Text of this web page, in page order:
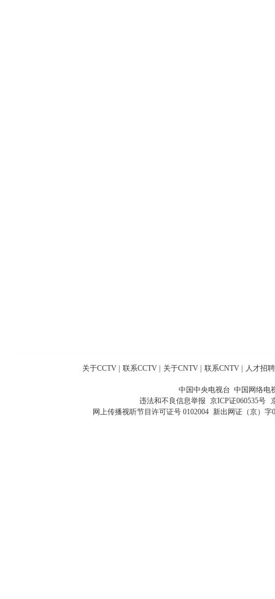
关于CCTV 联系CCTV 关于CNTV 联系CNTV 人才招聘
中国中央电视台 中国网络电
违法和不良信息举报 京ICP证060535号
网上传播视听节目许可证号 0102004 新出网证（京）